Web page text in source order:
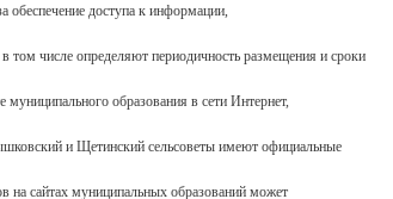
обеспечение доступа к информации,
том числе определяют периодичность размещения и сроки
образования в сети Интернет,
и Щетинский сельсоветы имеют официальные
на сайтах муниципальных образований может